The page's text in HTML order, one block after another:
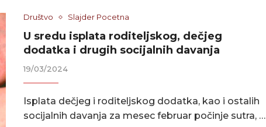
Društvo Slajder Pocetna
U sredu isplata roditeljskog, dečjeg
dodatka i drugih socijalnih davanja
19/03/2024
Isplata dečjeg i roditeljskog dodatka, kao i ostalih
socijalnih davanja za mesec februar počinje sutra, …